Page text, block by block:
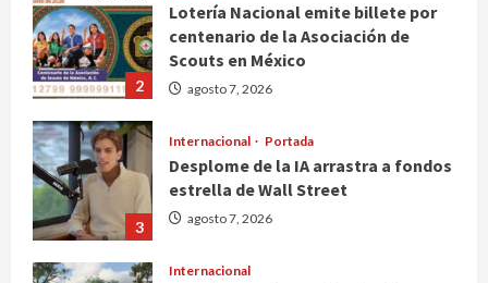
2
Lotería Nacional emite billete por
centenario de la Asociación de
Scouts en México
agosto 7, 2026
3
Internacional Portada
Desplome de la IA arrastra a fondos
estrella de Wall Street
agosto 7, 2026
Internacional